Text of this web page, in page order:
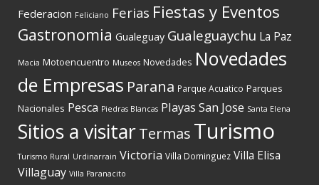
Federacion Feliciano Ferias Fiestas y Eventos
Gastronomia Gualeguay Gualeguaychu La Paz
Macia Motoencuentro Museos Novedades Novedades
de Empresas Parana Parque Acuatico Parques
Nacionales Pesca Piedras Blancas Playas San Jose Santa Elena
Sitios a visitarTermas Turismo
Turismo Rural Urdinarrain Victoria Villa Dominguez Villa Elisa
Villaguay Villa Paranacito